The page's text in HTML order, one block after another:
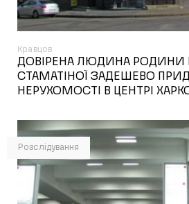
Кравцов
ДОВІРЕНА ЛЮДИНА РОДИНИ
СТАМАТІНОЇ ЗАДЕШЕВО
НЕРУХОМОСТІ В ЦЕНТРІ
Розслідування